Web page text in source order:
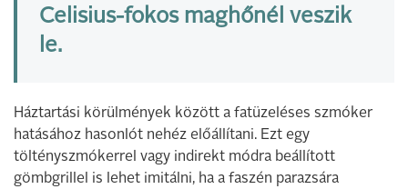
Celisius-fokos maghőnél veszik
le.
Háztartási körülmények között a fatüzeléses szmóker
hatásához hasonlót nehéz előállítani. Ezt egy
töltényszmókerrel vagy indirekt módra beállított
gömbgrillel is lehet imitálni, ha a faszén parazsára